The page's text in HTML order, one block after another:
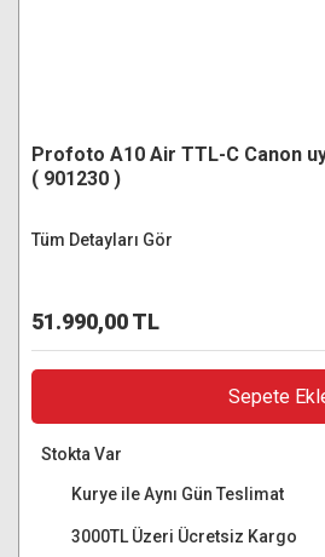
Profoto A10 Air TTL-C Canon
( 901230 )
Tüm Detayları Gör
51.990,00 TL
Sepete
Stokta Var
Kurye ile Aynı Gün Teslimat
3000TL Üzeri Ücretsiz Kargo